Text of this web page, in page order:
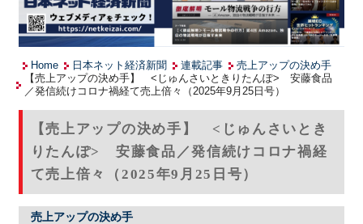
Home 日本ネット経済新聞 連載記事
売上アップの決め手
【売上アップの決め手】 <じゅんさいときりたんぽ> 安藤食品
／発信続けコロナ禍経て売上倍々（2025年9月25日号）
【売上アップの決め手】 <じゅんさいとき
りたんぽ> 安藤食品／発信続けコロナ禍経
て売上倍々（2025年9月25日号）
売上アップの決め手